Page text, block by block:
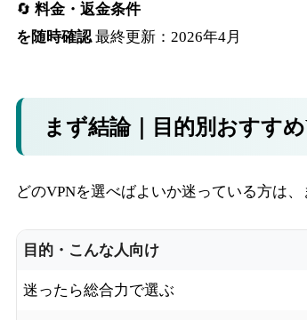
🔄 料金・返金条件
を随時確認 最終更新：2026年4月
まず結論｜目的別おすす
どのVPNを選べばよいか迷っている方は
目的・こんな人向け
迷ったら総合力で選ぶ